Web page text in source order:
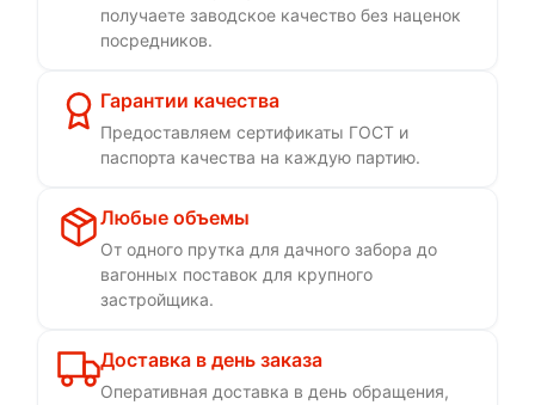
получаете заводское качество без наценок
посредников.
Гарантии качества
Предоставляем сертификаты ГОСТ и
паспорта качества на каждую партию.
Любые объемы
От одного прутка для дачного забора до
вагонных поставок для крупного
застройщика.
Доставка в день заказа
Оперативная доставка в день обращения,